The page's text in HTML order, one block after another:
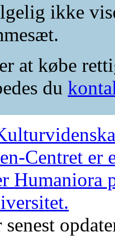
ikke
at købe
du
senest